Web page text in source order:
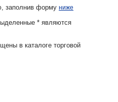
заполнив форму ниже
* являются
в каталоге торговой